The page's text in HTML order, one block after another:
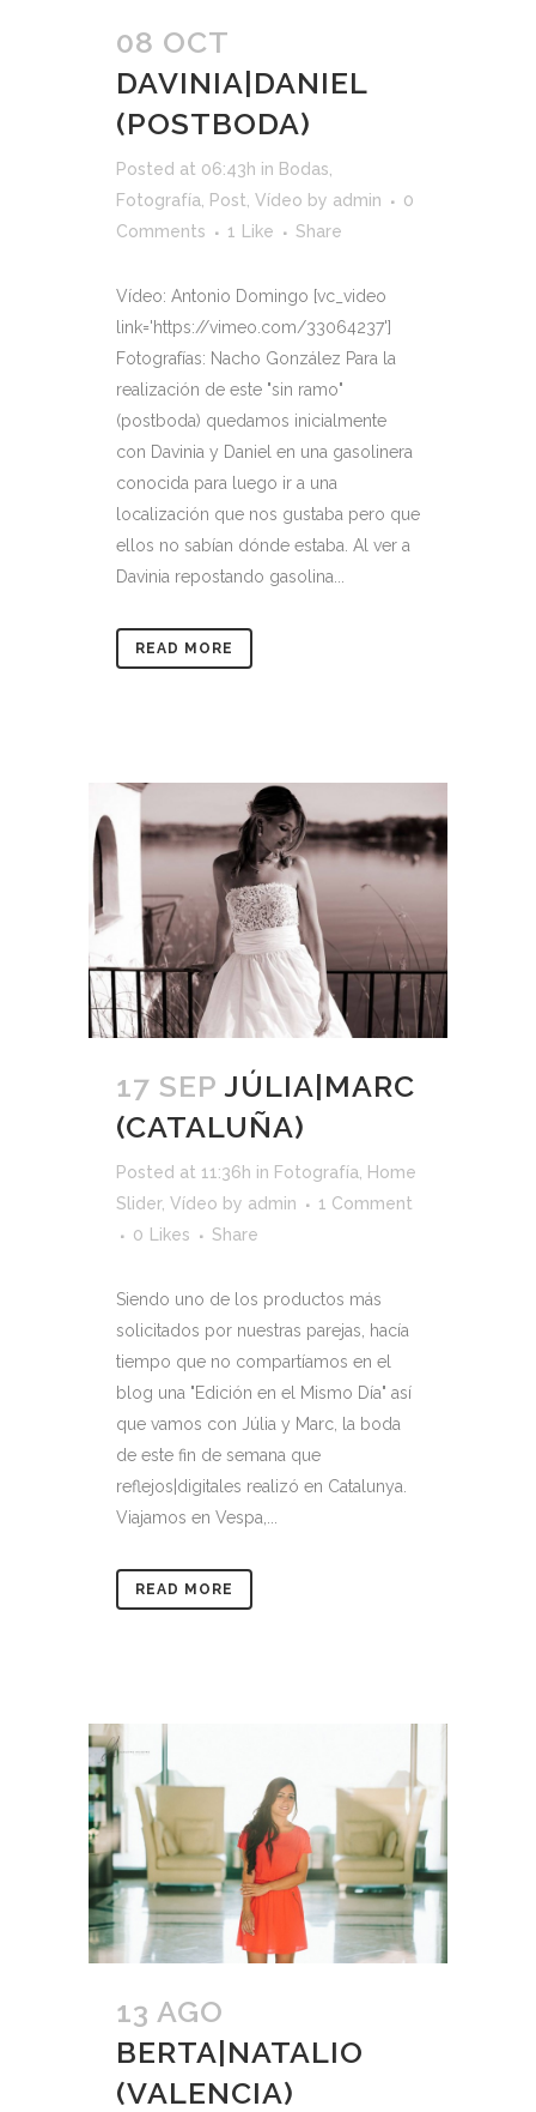
08 OCT
DAVINIA|DANIEL
(POSTBODA)
Posted at 06:43h in Bodas,
Fotografía, Post, Vídeo by admin
0
Comments
1 Like Share
Vídeo: Antonio Domingo [vc_video
link='https://vimeo.com/33064237']
Fotografías: Nacho González Para la
realización de este "sin ramo"
(postboda) quedamos inicialmente
con Davinia y Daniel en una gasolinera
conocida para luego ir a una
localización que nos gustaba pero que
ellos no sabían dónde estaba. Al ver a
Davinia repostando gasolina...
READ MORE
17 SEP JÚLIA|MARC
(CATALUÑA)
Posted at 11:36h in Fotografía
Home
Slider, Vídeo by admin
1 Comment
0
Likes Share
Siendo uno de los productos más
solicitados por nuestras parejas, hacía
tiempo que no compartíamos en el
blog una "Edición en el Mismo Día" así
que vamos con Júlia y Marc, la boda
de este fin de semana que
reflejos|digitales realizó en Catalunya.
Viajamos en Vespa,...
READ MORE
13 AGO
BERTA|NATALIO
(VALENCIA)